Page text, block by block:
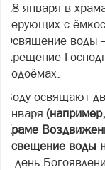
18 января в
верующих с
Освящение воды
Крещение
водоёмах.
Воду освящают
января
Храме
освещение воды
в день